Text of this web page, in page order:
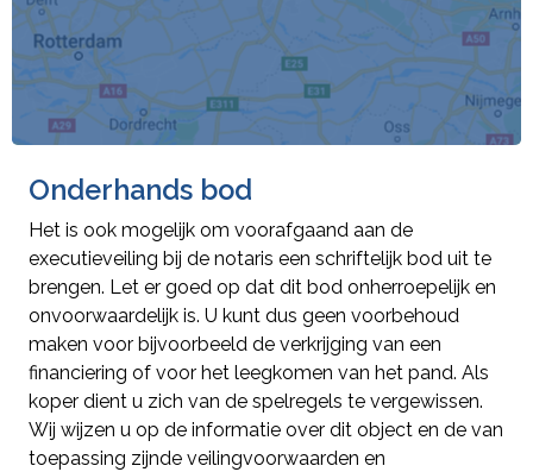
Onderhands bod
Het is ook mogelijk om voorafgaand aan de
executieveiling bij de notaris een schriftelijk bod uit te
brengen. Let er goed op dat dit bod onherroepelijk en
onvoorwaardelijk is. U kunt dus geen voorbehoud
maken voor bijvoorbeeld de verkrijging van een
financiering of voor het leegkomen van het pand. Als
koper dient u zich van de spelregels te vergewissen.
Wij wijzen u op de informatie over dit object en de van
toepassing zijnde veilingvoorwaarden en